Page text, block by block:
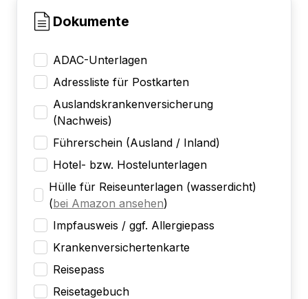
Dokumente
ADAC-Unterlagen
Adressliste für Postkarten
Auslandskrankenversicherung
(Nachweis)
Führerschein (Ausland / Inland)
Hotel- bzw. Hostelunterlagen
Hülle für Reiseunterlagen (wasserdicht)
(bei Amazon ansehen)
Impfausweis / ggf. Allergiepass
Krankenversichertenkarte
Reisepass
Reisetagebuch